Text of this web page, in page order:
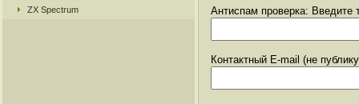
ZX Spectrum Антиспам проверка: Введите
Контактный E-mail (не